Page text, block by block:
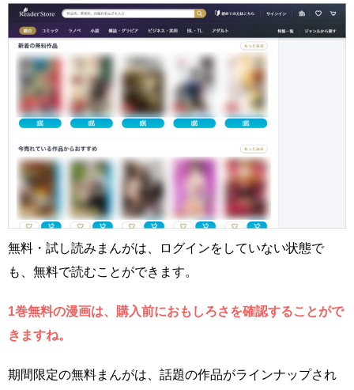
無料・試し読みまんがは、ログインをしていない状態で
も、無料で読むことができます。
1巻無料の漫画は、購入前におもしろさを確認することがで
きますね。
期間限定の無料まんがは、話題の作品がラインナップされ